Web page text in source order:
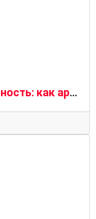
Техническая сингулярность: как архитектура кода и инфраструктура проекта формируют видимость в поиске